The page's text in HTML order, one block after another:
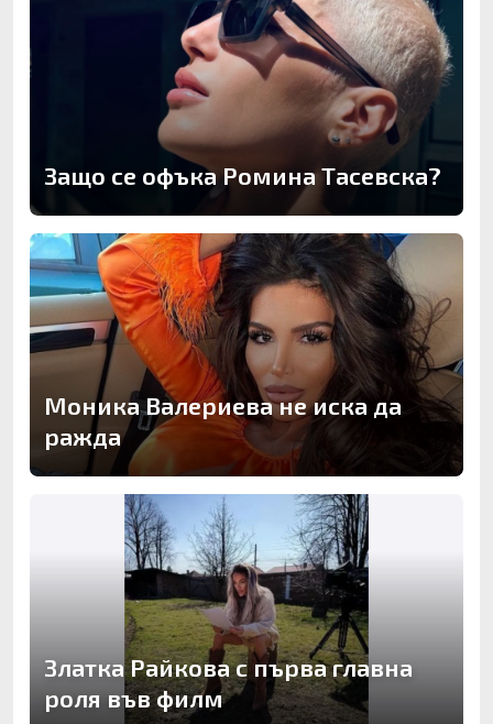
Защо се офъка Ромина Тасевска?
Моника Валериева не иска да
ражда
Златка Райкова с първа главна
роля във филм